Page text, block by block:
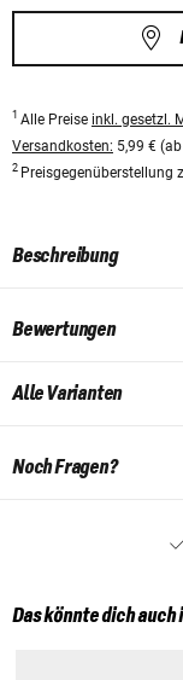
1 Alle Preise inkl. gesetzl.
Versandkosten: 5,99 €
2 Preisgegenüberstellung
Beschreibung
Bewertungen
Alle Varianten
Noch Fragen?
Das könnte dich